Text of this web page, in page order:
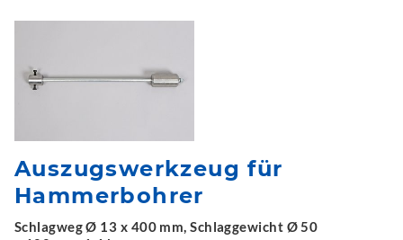
Auszugswerkzeug für
Hammerbohrer
Schlagweg Ø 13 x 400 mm, Schlaggewicht Ø 50